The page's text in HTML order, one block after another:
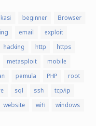
beginner
Browser
email
exploit
hacking http
https
metasploit
mobile
pemula PHP
root
sql ssh
tcp/ip
website wifi windows